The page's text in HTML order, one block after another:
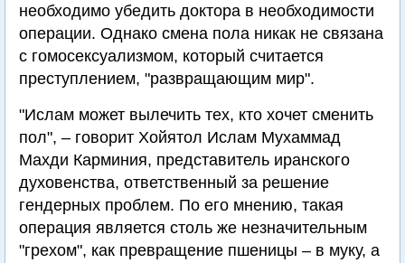
необходимо убедить доктора в необходимости
операции. Однако смена пола никак не связана
с гомосексуализмом, который считается
преступлением, "развращающим мир".
"Ислам может вылечить тех, кто хочет сменить
пол", – говорит Хойятол Ислам Мухаммад
Махди Карминия, представитель иранского
духовенства, ответственный за решение
гендерных проблем. По его мнению, такая
операция является столь же незначительным
"грехом", как превращение пшеницы – в муку, а